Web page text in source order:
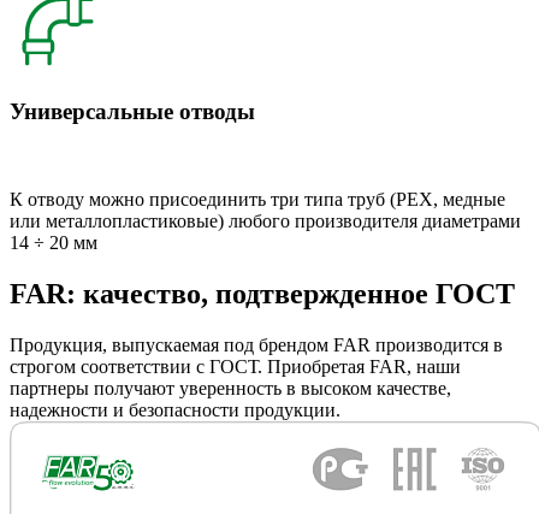
Универсальные отводы
К отводу можно присоединить три типа труб (РЕХ, медные
или металлопластиковые) любого производителя диаметрами
14 ÷ 20 мм
FAR: качество, подтвержденное ГОСТ
Продукция, выпускаемая под брендом FAR производится в
строгом соответствии с ГОСТ. Приобретая FAR, наши
партнеры получают уверенность в высоком качестве,
надежности и безопасности продукции.